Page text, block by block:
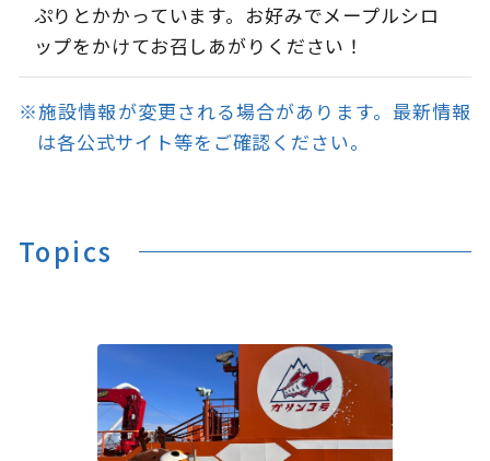
ぷりとかかっています。お好みでメープルシロ
ップをかけてお召しあがりください！
※施設情報が変更される場合があります。最新情報
は各公式サイト等をご確認ください。
Topics